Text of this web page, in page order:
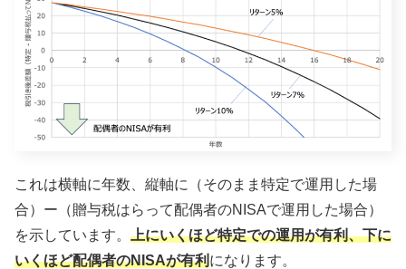
これは横軸に年数、縦軸に（そのまま特定で運用した場
合）ー（贈与税はらって配偶者のNISAで運用した場合）
を示しています。 上にいくほど特定での運用が有利、下に
いくほど配偶者のNISAが有利になります。